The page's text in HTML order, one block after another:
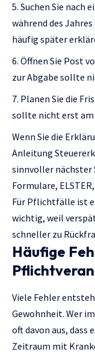
Suchen Sie nach
während des
häufig später
Öffnen Sie Post
zur Abgabe sollte
Planen Sie die
sollte nicht erst am
Wenn Sie die
Anleitung
sinnvoller nächster
Formulare,
Für Pflichtfälle ist
wichtig, weil
schneller zu
Häufige
Viele Fehler
Gewohnheit. Wer
oft davon aus, dass
Zeitraum mit